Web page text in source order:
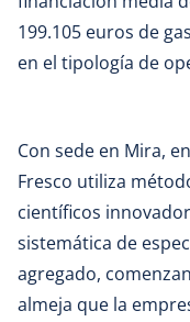
199.105 euros de
en el tipología de
Con sede en Mira,
Fresco utiliza
científicos
sistemática de
agregado,
almeja que la